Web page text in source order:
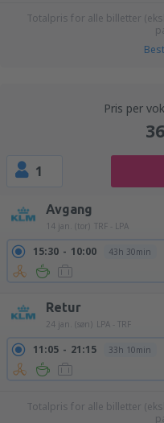
Totalpris for alle billetter
Pris per
1
Avgang
14 jan. (tor) TRF - LPA
15:30 10:00 43h 30min
Retur
24 jan. (søn) LPA - TRF
11:05 21:15 33h 10min
Totalpris for alle billetter